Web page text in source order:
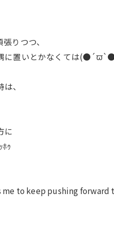
りつつ、
に置いとかなくては
、
に
ｩ
to keep pushing forward